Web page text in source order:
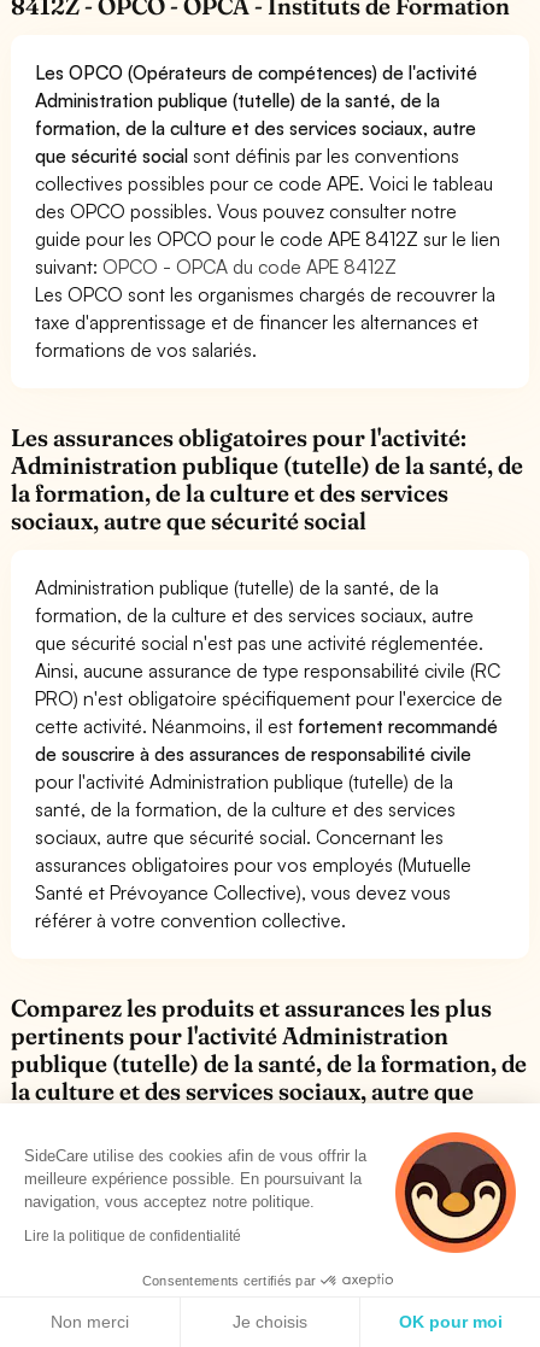
8412Z - OPCO - OPCA - Instituts de Formation
Les OPCO (Opérateurs de compétences) de l'activité
Administration publique (tutelle) de la santé, de la
formation, de la culture et des services sociaux, autre
que sécurité social sont définis par les conventions
collectives possibles pour ce code APE. Voici le tableau
des OPCO possibles. Vous pouvez consulter notre
guide pour les OPCO pour le code APE 8412Z sur le lien
suivant: OPCO - OPCA du code APE 8412Z
Les OPCO sont les organismes chargés de recouvrer la
taxe d'apprentissage et de financer les alternances et
formations de vos salariés.
Les assurances obligatoires pour l'activité:
Administration publique (tutelle) de la santé, de
la formation, de la culture et des services
sociaux, autre que sécurité social
Administration publique (tutelle) de la santé, de la
formation, de la culture et des services sociaux, autre
que sécurité social n'est pas une activité réglementée.
Ainsi, aucune assurance de type responsabilité civile (RC
PRO) n'est obligatoire spécifiquement pour l'exercice de
cette activité. Néanmoins, il est fortement recommandé
de souscrire à des assurances de responsabilité civile
pour l'activité Administration publique (tutelle) de la
santé, de la formation, de la culture et des services
sociaux, autre que sécurité social. Concernant les
assurances obligatoires pour vos employés (Mutuelle
Santé et Prévoyance Collective), vous devez vous
référer à votre convention collective.
Comparez les produits et assurances les plus
pertinents pour l'activité Administration
publique (tutelle) de la santé, de la formation, de
la culture et des services sociaux, autre que
Mutuelles santé
Trouvez la mutuelle faite pour vous et vos employés
SideCare utilise des cookies afin de vous offrir la
meilleure expérience possible. En poursuivant la
navigation, vous acceptez notre politique.
Lire la politique de confidentialité
Consentements certifiés par
Non merci Je choisis OK pour moi